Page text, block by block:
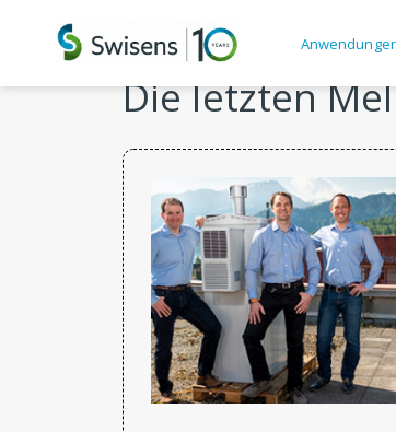
Die letzten